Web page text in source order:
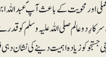
اور محویت کے باعث آپؐ عبداللہ
دوعالم صلی اللہ علیہ وسلم کو
کو زیادہ اہمیت دینے کی نشان دہی